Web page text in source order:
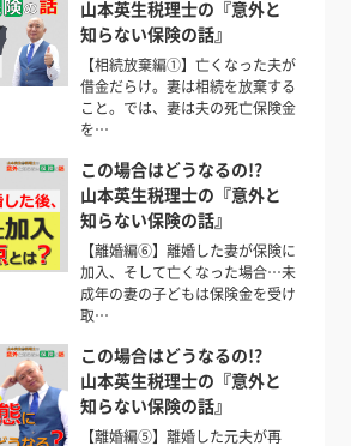
山本英生税理士の『意外と
知らない保険の話』
【相続放棄編①】亡くなった夫が
借金だらけ。妻は相続を放棄する
こと。では、妻は夫の死亡保険金
を…
この場合はどうなるの!?
山本英生税理士の『意外と
知らない保険の話』
【離婚編⑥】離婚した妻が保険に
加入、そして亡くなった場合…未
成年の妻の子どもは保険金を受け
取…
この場合はどうなるの!?
山本英生税理士の『意外と
知らない保険の話』
【離婚編⑤】離婚した元夫が再